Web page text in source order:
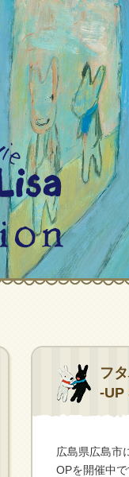
フ
-UP
広島県広島市
OPを開催中で